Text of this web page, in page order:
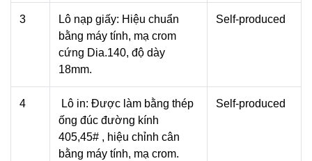
3
Lô nạp giấy: Hiệu chuẩn
bằng máy tính, mạ crom
cứng Dia.140, độ dày
18mm.
Self-produced
4
Lô in: Được làm bằng thép
ống đúc đường kính
405,45# , hiệu chỉnh cân
bằng máy tính, mạ crom.
Self-produced